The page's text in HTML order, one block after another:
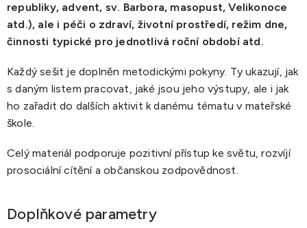
republiky, advent, sv. Barbora, masopust, Velikonoce
atd.), ale i péči o zdraví, životní prostředí, režim dne,
činnosti typické pro jednotlivá roční období atd.
Každý sešit je doplněn metodickými pokyny. Ty ukazují, jak
s daným listem pracovat, jaké jsou jeho výstupy, ale i jak
ho zařadit do dalších aktivit k danému tématu v mateřské
škole.
Celý materiál podporuje pozitivní přístup ke světu, rozvíjí
prosociální cítění a občanskou zodpovědnost.
Doplňkové parametry